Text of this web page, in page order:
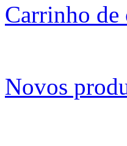
Carrinho de
Novos